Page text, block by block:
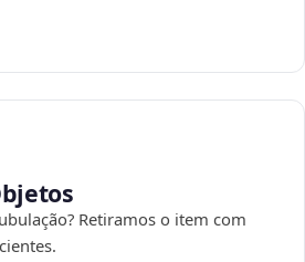
Retiramos o item com